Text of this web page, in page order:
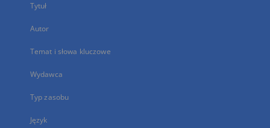
Tytuł
Autor
Temat i słowa kluczowe
Wydawca
Typ zasobu
Język